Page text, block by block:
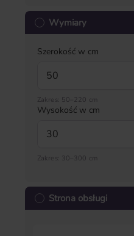
Wymiary
Szerokość w cm
Zakres: 50–220 cm
Wysokość w cm
Zakres: 30–300 cm
Strona obsługi